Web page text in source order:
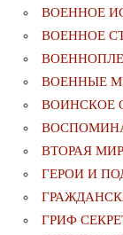
ВОЕННОЕ
ВОЕННОЕ
ВОЕННЫЕ
ВОИНСКОЕ
ВТОРАЯ
ГЕРОИ И
ГРИФ